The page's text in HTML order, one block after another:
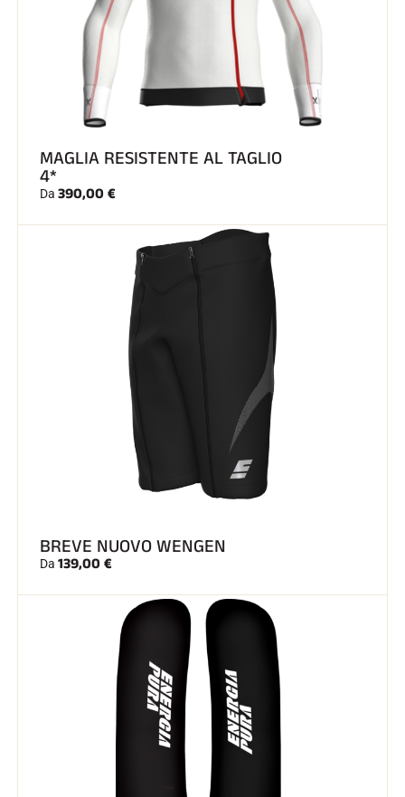
SCI SU TUTTI I TERRENI
MAGLIA RESISTENTE AL TAGLIO
4*
Da 390,00 €
BREVE NUOVO WENGEN
Da 139,00 €